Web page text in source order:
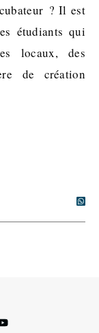
? Il est
étudiants qui
locaux, des
de création